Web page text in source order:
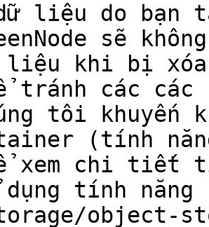
liệu do bạn
sẽ
liệu khi bị
tránh các
tôi khuyến
(tính
xem chi tiết
dụng tính
object-